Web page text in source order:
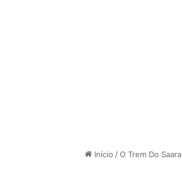
Início / O Trem Do Saara